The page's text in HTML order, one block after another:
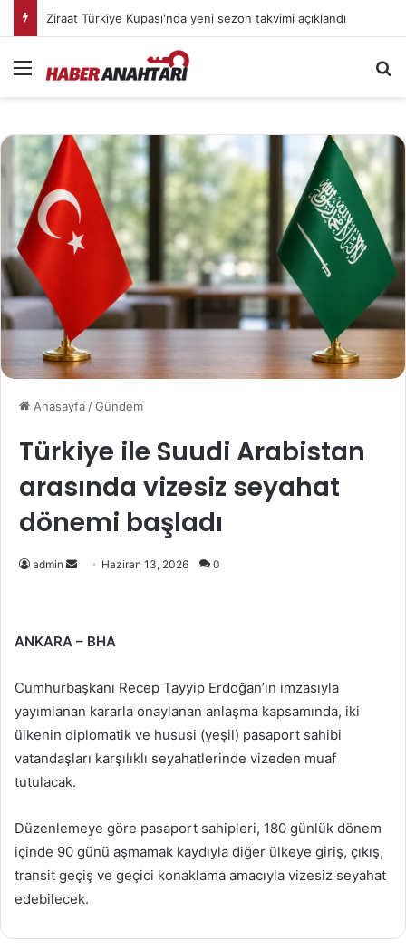
Ziraat Türkiye Kupası'nda yeni sezon takvimi açıklandı
Menü
Anasayfa /Gündem
Türkiye ile Suudi Arabistan
arasında vizesiz seyahat
dönemi başladı
admin
Bir
Haziran 13, 2026 0
ANKARA – BHA
Cumhurbaşkanı Recep Tayyip Erdoğan’ın imzasıyla
yayımlanan kararla onaylanan anlaşma kapsamında, iki
ülkenin diplomatik ve hususi (yeşil) pasaport sahibi
vatandaşları karşılıklı seyahatlerinde vizeden muaf
tutulacak.
Düzenlemeye göre pasaport sahipleri, 180 günlük dönem
içinde 90 günü aşmamak kaydıyla diğer ülkeye giriş, çıkış,
transit geçiş ve geçici konaklama amacıyla vizesiz seyahat
edebilecek.